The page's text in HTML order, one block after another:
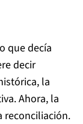
que decía
decir
la
Ahora, la
reconciliación.